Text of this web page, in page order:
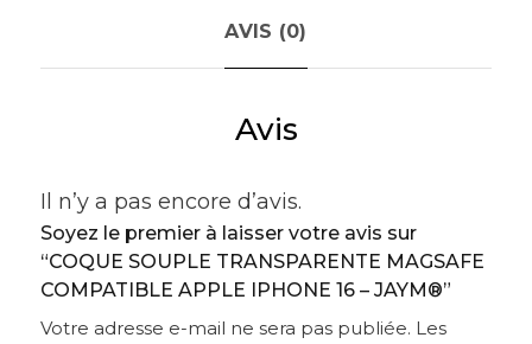
AVIS (0)
Avis
Il n’y a pas encore d’avis.
Soyez le premier à laisser votre avis sur
“COQUE SOUPLE TRANSPARENTE MAGSAFE
COMPATIBLE APPLE IPHONE 16 – JAYM®”
Votre adresse e-mail ne sera pas publiée. Les